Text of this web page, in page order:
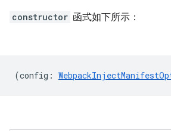
constructor 函式如下所示：
(config :